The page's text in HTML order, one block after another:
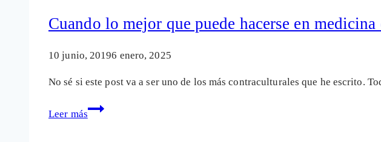
a
estrés
crónico
esto
nuestra
Cuando lo mejor que puede hacerse en medicina
10 junio, 20196 enero, 2025
No sé si este post va a ser uno de los más contraculturales que he escrito.
Leer más
Cuando